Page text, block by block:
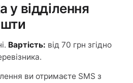
у відділення
Вартість: від 70 грн згідно
ви отримаєте SMS з